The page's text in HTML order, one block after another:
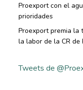
Proexport con el
prioridades
Proexport premia la
la labor de la CR de
Tweets de